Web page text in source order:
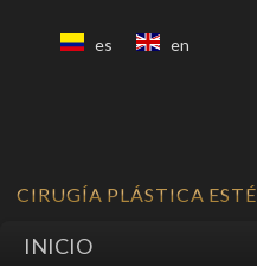
en
es
CIRUGÍA PLÁSTICA
INICIO